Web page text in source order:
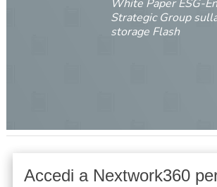
White Paper ESG-
Strategic Group
storage Flash
Accedi a Nextwork360